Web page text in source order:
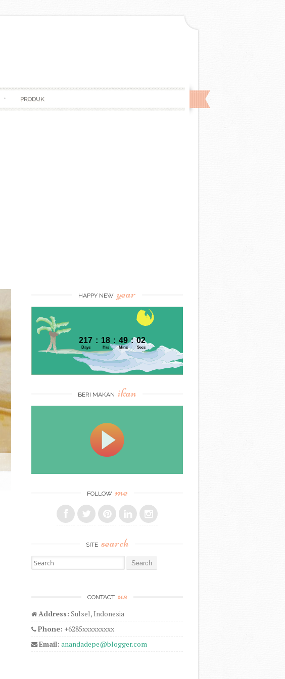
PRODUK
HAPPY NEW year
BERI MAKAN ikan
FOLLOW me
SITE search
Search for:
CONTACT us
Address: Sulsel, Indonesia
Phone: +6285xxxxxxxxx
Email: anandadepe@blogger.com